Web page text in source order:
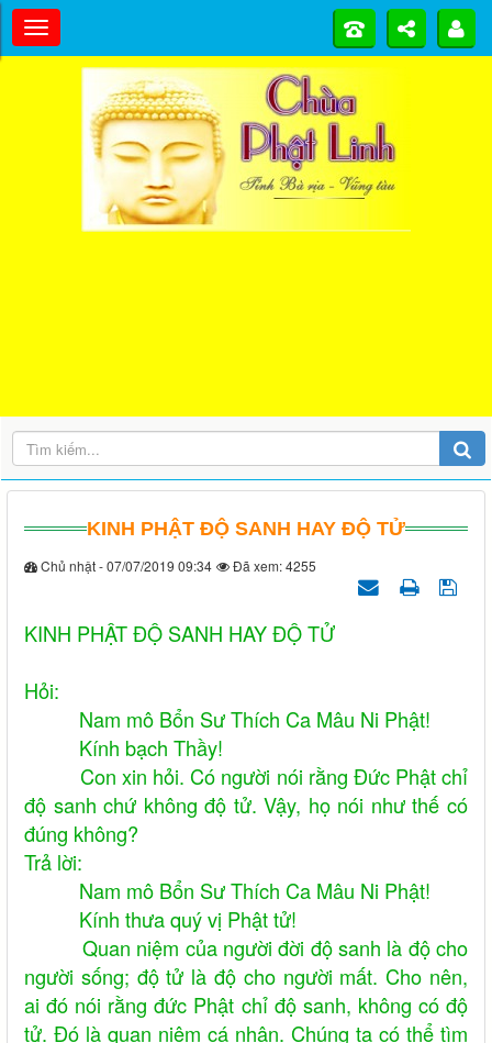
KINH PHẬT ĐỘ SANH HAY ĐỘ TỬ
Chủ nhật - 07/07/2019 09:34 Đã xem: 4255
KINH PHẬT ĐỘ SANH HAY ĐỘ TỬ
Hỏi:
Nam mô Bổn Sư Thích Ca Mâu Ni Phật!
Kính bạch Thầy!
Con xin hỏi. Có người nói rằng Đức Phật chỉ
độ sanh chứ không độ tử. Vậy, họ nói như thế có
đúng không?
Trả lời:
Nam mô Bổn Sư Thích Ca Mâu Ni Phật!
Kính thưa quý vị Phật tử!
Quan niệm của người đời độ sanh là độ cho
người sống; độ tử là độ cho người mất. Cho nên,
ai đó nói rằng đức Phật chỉ độ sanh, không có độ
tử. Đó là quan niệm cá nhân. Chúng ta có thể tìm